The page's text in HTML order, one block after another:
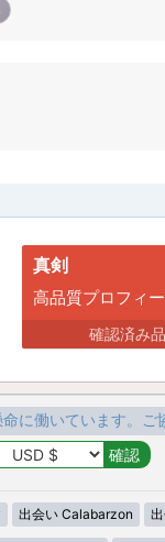
真剣
高品質プロフィ
確認済み
に働いています。ご
出会い Calabarzon